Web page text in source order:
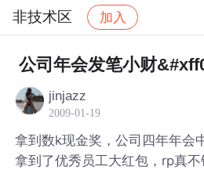
非技术区 加入
社区 非技术区 帖子详情
公司年会发笔小财
jinjazz
2009-01-19
拿到数k现金奖，公司四年年会
拿到了优秀员工大红包，rp真不